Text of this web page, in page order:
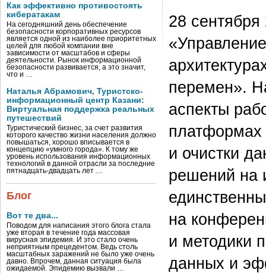
Как эффективно противостоять
кибератакам
На сегодняшний день обеспечение
безопасности корпоративных ресурсов
является одной из наиболее приоритетных
целей для любой компании вне
зависимости от масштабов и сферы
деятельности. Рынок информационной
безопасности развивается, а это значит,
что и …
Наталья Абрамович, Туристско-
информационный центр Казани:
Виртуальная поддержка реальных
путешествий
Туристический бизнес, за счет развития
которого качество жизни населения должно
повышаться, хорошо вписывается в
концепцию «умного города». К тому же
уровень использования информационных
технологий в данной отрасли за последние
пятнадцать-двадцать лет …
Блог
Вот те два...
Поводом для написания этого блога стала
уже вторая в течение года массовая
вирусная эпидемия. И это стало очень
неприятным прецедентом. Ведь столь
масштабных заражений не было уже очень
давно. Впрочем, данная ситуация была
ожидаемой. Эпидемию вызвали …
28
перемен».
аспекты
платформах
и очистки
решений на
на
и методики
данных и